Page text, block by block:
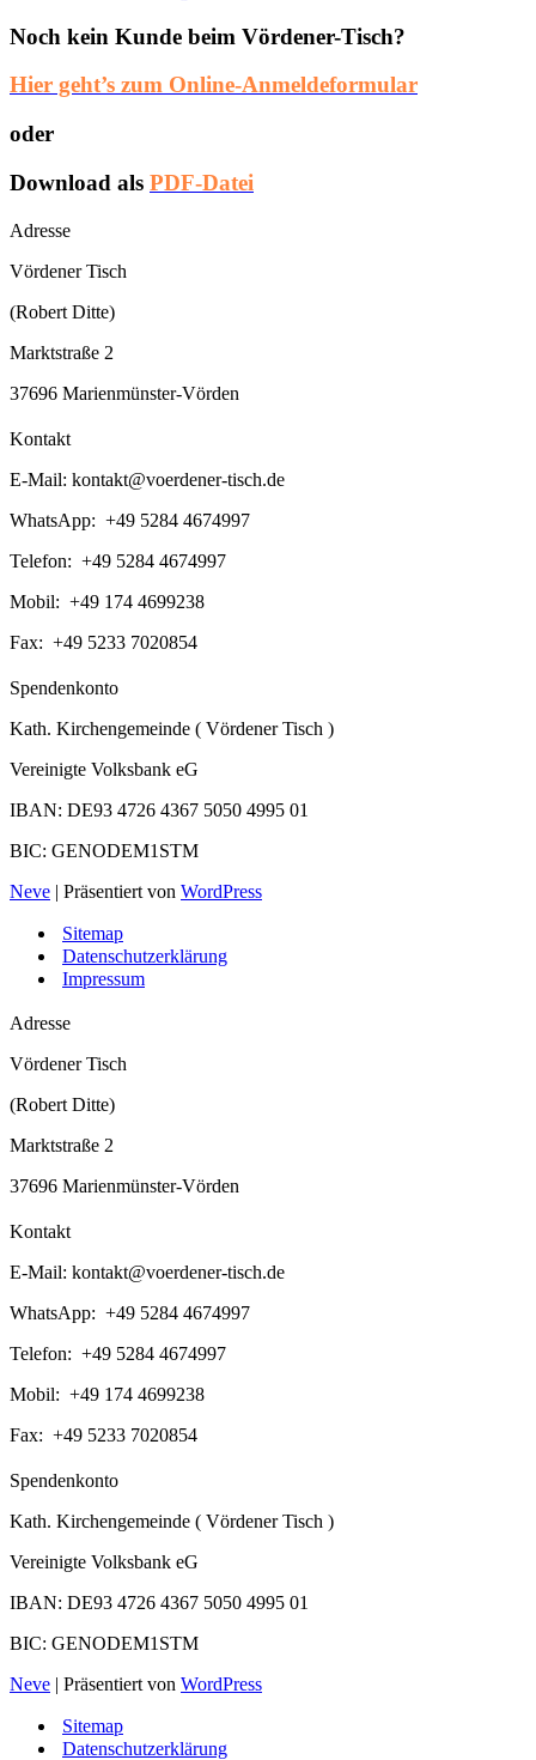
Noch kein Kunde beim Vördener-Tisch?
Hier geht’s zum Online-Anmeldeformular
oder
Download als PDF-Datei
Adresse
Vördener Tisch
(Robert Ditte)
Marktstraße 2
37696 Marienmünster-Vörden
Kontakt
E-Mail: kontakt@voerdener-tisch.de
WhatsApp: +49 5284 4674997
Telefon: +49 5284 4674997
Mobil: +49 174 4699238
Fax: +49 5233 7020854
Spendenkonto
Kath. Kirchengemeinde ( Vördener Tisch )
Vereinigte Volksbank eG
IBAN: DE93 4726 4367 5050 4995 01
BIC: GENODEM1STM
Neve | Präsentiert von WordPress
Sitemap
Datenschutzerklärung
Impressum
Adresse
Vördener Tisch
(Robert Ditte)
Marktstraße 2
37696 Marienmünster-Vörden
Kontakt
E-Mail: kontakt@voerdener-tisch.de
WhatsApp: +49 5284 4674997
Telefon: +49 5284 4674997
Mobil: +49 174 4699238
Fax: +49 5233 7020854
Spendenkonto
Kath. Kirchengemeinde ( Vördener Tisch )
Vereinigte Volksbank eG
IBAN: DE93 4726 4367 5050 4995 01
BIC: GENODEM1STM
Neve | Präsentiert von WordPress
Sitemap
Datenschutzerklärung